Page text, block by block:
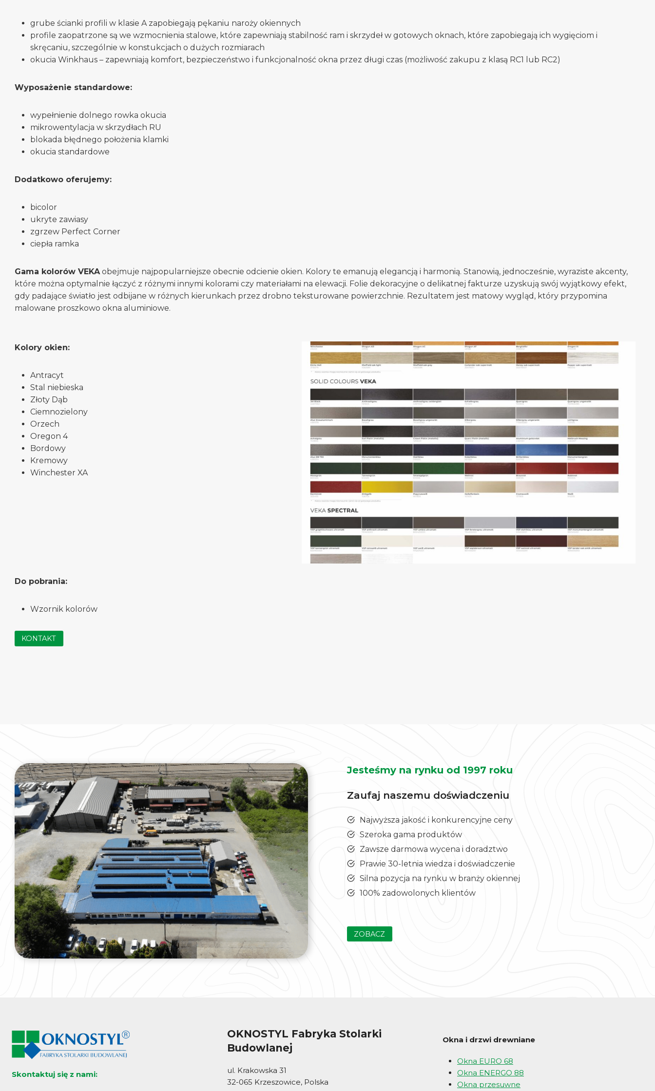
grube ścianki profili w klasie A zapobiegają pękaniu naroży okiennych
profile zaopatrzone są we wzmocnienia stalowe, które zapewniają stabilność ram i skrzydeł w gotowych oknach, które zapobiegają ich wygięciom i
skręcaniu, szczególnie w konstukcjach o dużych rozmiarach
okucia Winkhaus – zapewniają komfort, bezpieczeństwo i funkcjonalność okna przez długi czas (możliwość zakupu z klasą RC1 lub RC2)
Wyposażenie standardowe:
wypełnienie dolnego rowka okucia
mikrowentylacja w skrzydłach RU
blokada błędnego położenia klamki
okucia standardowe
Dodatkowo oferujemy:
bicolor
ukryte zawiasy
zgrzew Perfect Corner
ciepła ramka
Gama kolorów VEKA obejmuje najpopularniejsze obecnie odcienie okien. Kolory te emanują elegancją i harmonią. Stanowią, jednocześnie, wyraziste akcenty,
które można optymalnie łączyć z różnymi innymi kolorami czy materiałami na elewacji. Folie dekoracyjne o delikatnej fakturze uzyskują swój wyjątkowy efekt,
gdy padające światło jest odbijane w różnych kierunkach przez drobno teksturowane powierzchnie. Rezultatem jest matowy wygląd, który przypomina
malowane proszkowo okna aluminiowe.
Kolory okien:
Antracyt
Stal niebieska
Złoty Dąb
Ciemnozielony
Orzech
Oregon 4
Bordowy
Kremowy
Winchester XA
Do pobrania:
Wzornik kolorów
KONTAKT
Jesteśmy na rynku od 1997 roku
Zaufaj naszemu doświadczeniu
Najwyższa jakość i konkurencyjne ceny
Szeroka gama produktów
Zawsze darmowa wycena i doradztwo
Prawie 30-letnia wiedza i doświadczenie
Silna pozycja na rynku w branży okiennej
100% zadowolonych klientów
ZOBACZ
Skontaktuj się z nami:
OKNOSTYL Fabryka Stolarki
Budowlanej
ul. Krakowska 31
32-065 Krzeszowice, Polska
Okna i drzwi drewniane
Okna EURO 68
Okna ENERGO 88
Okna przesuwne